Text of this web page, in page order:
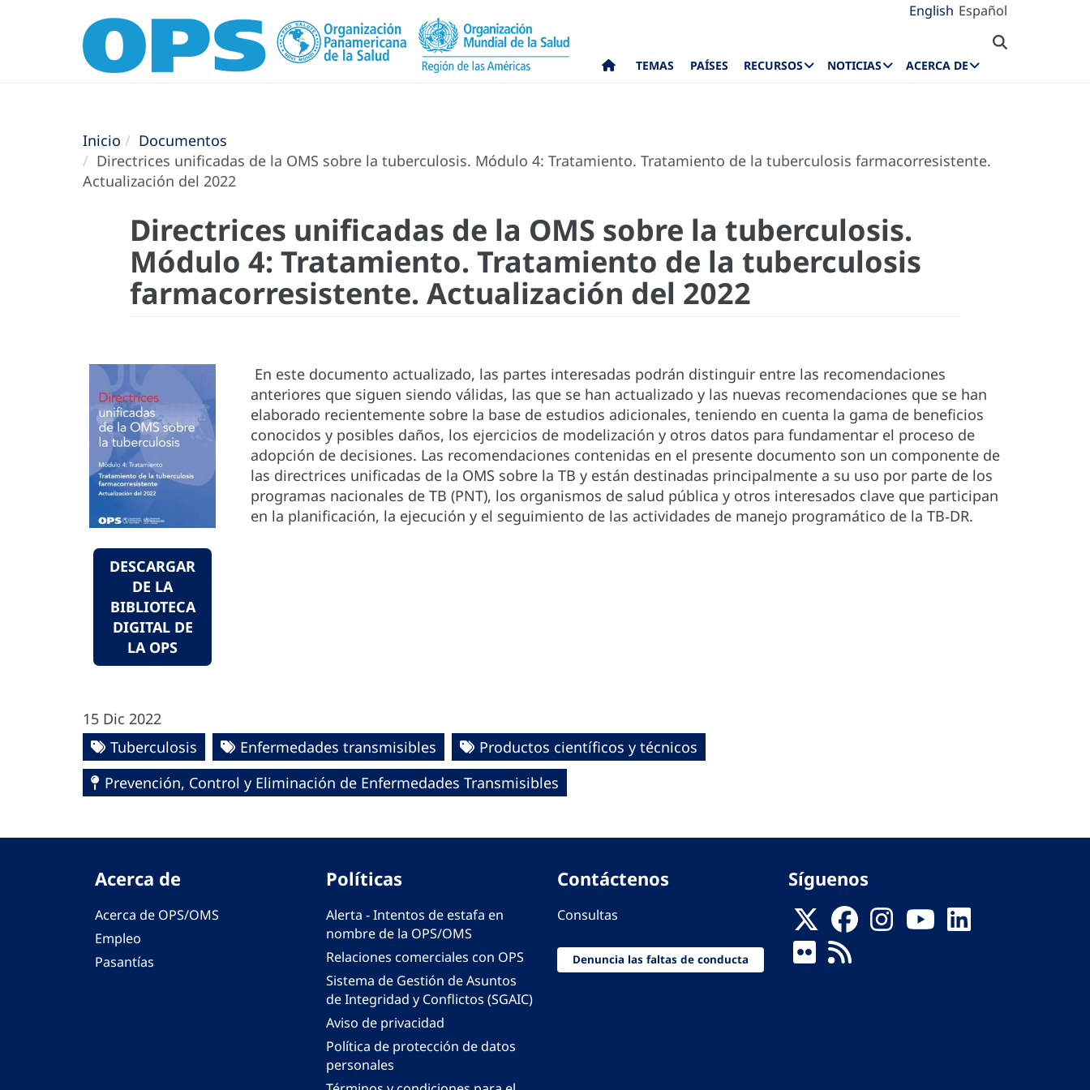
English Español
TEMAS PAÍSES RECURSOS NOTICIAS ACERCA DE
Inicio
Documentos
Directrices unificadas de la OMS sobre la tuberculosis. Módulo 4: Tratamiento. Tratamiento de la tuberculosis farmacorresistente.
Actualización del 2022
Directrices unificadas de la OMS sobre la tuberculosis.
Módulo 4: Tratamiento. Tratamiento de la tuberculosis
farmacorresistente. Actualización del 2022
DESCARGAR
DE LA
BIBLIOTECA
DIGITAL DE
LA OPS
En este documento actualizado, las partes interesadas podrán distinguir entre las recomendaciones
anteriores que siguen siendo válidas, las que se han actualizado y las nuevas recomendaciones que se han
elaborado recientemente sobre la base de estudios adicionales, teniendo en cuenta la gama de beneficios
conocidos y posibles daños, los ejercicios de modelización y otros datos para fundamentar el proceso de
adopción de decisiones. Las recomendaciones contenidas en el presente documento son un componente de
las directrices unificadas de la OMS sobre la TB y están destinadas principalmente a su uso por parte de los
programas nacionales de TB (PNT), los organismos de salud pública y otros interesados clave que participan
en la planificación, la ejecución y el seguimiento de las actividades de manejo programático de la TB‑DR.
15 Dic 2022
Tuberculosis
Enfermedades transmisibles
Productos científicos y técnicos
Prevención, Control y Eliminación de Enfermedades Transmisibles
Acerca de
Acerca de OPS/OMS
Empleo
Pasantías
Políticas
Alerta - Intentos de estafa en
nombre de la OPS/OMS
Relaciones comerciales con OPS
Sistema de Gestión de Asuntos
de Integridad y Conflictos (SGAIC)
Aviso de privacidad
Política de protección de datos
personales
Contáctenos
Consultas
Denuncia las faltas de conducta
Síguenos